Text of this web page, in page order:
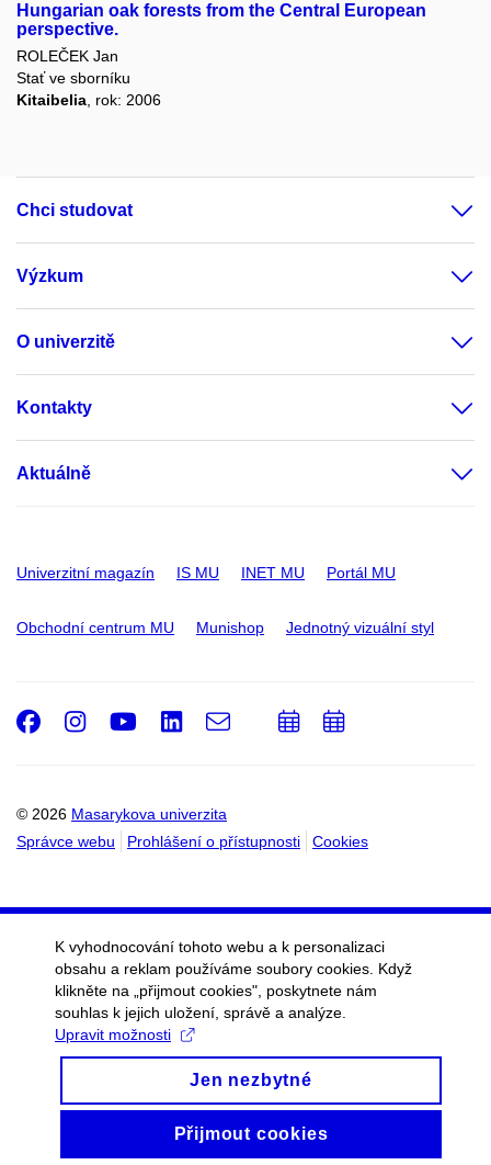
Hungarian oak forests from the Central European
perspective.
ROLEČEK Jan
Stať ve sborníku
Kitaibelia, rok: 2006
Chci studovat
Výzkum
O univerzitě
Kontakty
Aktuálně
Univerzitní magazín IS MU INET MU Portál MU
Obchodní centrum MU Munishop Jednotný vizuální styl
© 2026 Masarykova univerzita
Správce webu
Prohlášení o přístupnosti Cookies
Facebook
Instagram
Youtube
LinkedIn
e-
PřidatPřidat
K vyhodnocování tohoto webu a k personalizaci
obsahu a reklam používáme soubory cookies. Když
klikněte na „přijmout cookies", poskytnete nám
souhlas k jejich uložení, správě a analýze.
Upravit možnosti
Jen nezbytné
Přijmout cookies